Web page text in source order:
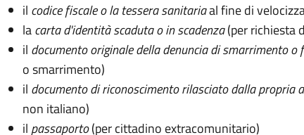
il codice fiscale o la tessera sanitariaal fine di
lacarta d'identità scaduta o in scadenza(per richiesta
il documento originale della denuncia di smarrimento o
o smarrimento)
il documento di riconoscimento rilasciato dalla propria
non italiano)
il passaporto(per cittadino extracomunitario)